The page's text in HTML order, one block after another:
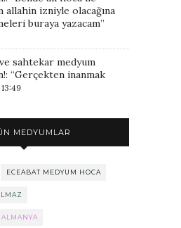
allahin izniyle olacağına
buraya yazacam”
sahtekar medyum
: “Gerçekten inanmak
MEDYUMLAR
ECEABAT MEDYUM HOCA